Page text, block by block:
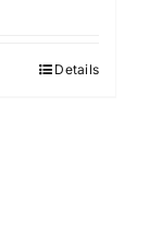
Details